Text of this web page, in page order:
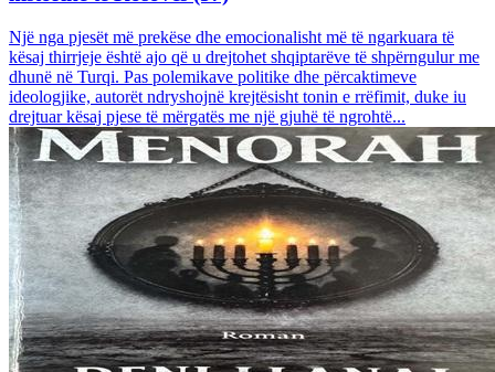
Një nga pjesët më prekëse dhe emocionalisht më të ngarkuara të
kësaj thirrjeje është ajo që u drejtohet shqiptarëve të shpërngulur me
dhunë në Turqi. Pas polemikave politike dhe përcaktimeve
ideologjike, autorët ndryshojnë krejtësisht tonin e rrëfimit, duke iu
drejtuar kësaj pjese të mërgatës me një gjuhë të ngrohtë...